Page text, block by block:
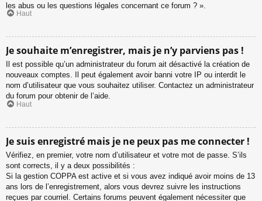
les abus ou les questions légales concernant ce forum ? ».
Haut
Je souhaite m’enregistrer, mais je n’y parviens pas !
Il est possible qu’un administrateur du forum ait désactivé la création de
nouveaux comptes. Il peut également avoir banni votre IP ou interdit le
nom d’utilisateur que vous souhaitez utiliser. Contactez un administrateur
du forum pour obtenir de l’aide.
Haut
Je suis enregistré mais je ne peux pas me connecter !
Vérifiez, en premier, votre nom d’utilisateur et votre mot de passe. S’ils
sont corrects, il y a deux possibilités :
Si la gestion COPPA est active et si vous avez indiqué avoir moins de 13
ans lors de l’enregistrement, alors vous devrez suivre les instructions
reçues par courriel. Certains forums peuvent également nécessiter que